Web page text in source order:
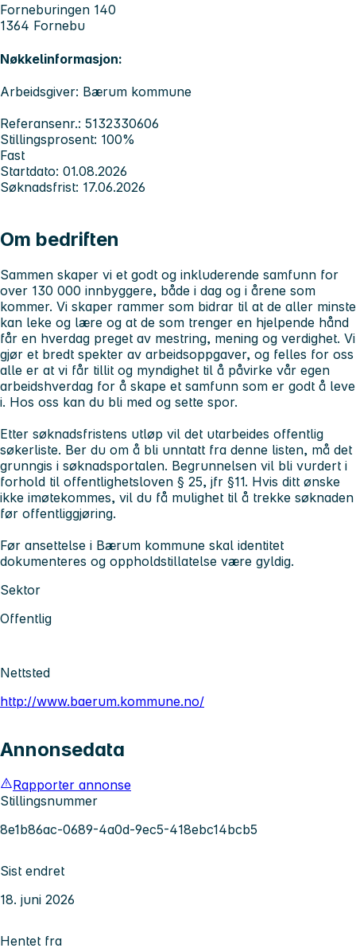
Forneburingen 140
1364 Fornebu
Nøkkelinformasjon:
Arbeidsgiver: Bærum kommune
Referansenr.: 5132330606
Stillingsprosent: 100%
Fast
Startdato: 01.08.2026
Søknadsfrist: 17.06.2026
Om bedriften
Sammen skaper vi et godt og inkluderende samfunn for
over 130 000 innbyggere, både i dag og i årene som
kommer. Vi skaper rammer som bidrar til at de aller minste
kan leke og lære og at de som trenger en hjelpende hånd
får en hverdag preget av mestring, mening og verdighet. Vi
gjør et bredt spekter av arbeidsoppgaver, og felles for oss
alle er at vi får tillit og myndighet til å påvirke vår egen
arbeidshverdag for å skape et samfunn som er godt å leve
i. Hos oss kan du bli med og sette spor.
Etter søknadsfristens utløp vil det utarbeides offentlig
søkerliste. Ber du om å bli unntatt fra denne listen, må det
grunngis i søknadsportalen. Begrunnelsen vil bli vurdert i
forhold til offentlighetsloven § 25, jfr §11. Hvis ditt ønske
ikke imøtekommes, vil du få mulighet til å trekke søknaden
før offentliggjøring.
Før ansettelse i Bærum kommune skal identitet
dokumenteres og oppholdstillatelse være gyldig.
Sektor
Offentlig
Nettsted
http://www.baerum.kommune.no/
Annonsedata
Rapporter annonse
Stillingsnummer
8e1b86ac-0689-4a0d-9ec5-418ebc14bcb5
Sist endret
18. juni 2026
Hentet fra